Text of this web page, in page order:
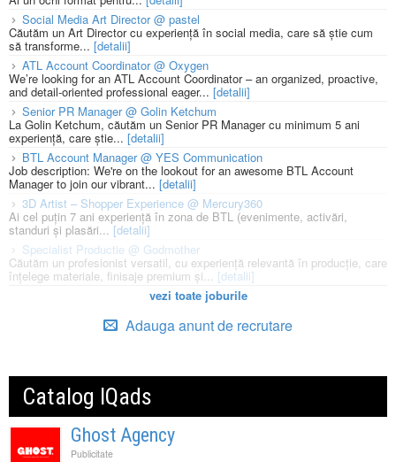
Social Media Art Director @ pastel
Căutăm un Art Director cu experiență în social media, care să știe cum
să transforme... [detalii]
ATL Account Coordinator @ Oxygen
We’re looking for an ATL Account Coordinator – an organized, proactive,
and detail-oriented professional eager... [detalii]
Senior PR Manager @ Golin Ketchum
La Golin Ketchum, căutăm un Senior PR Manager cu minimum 5 ani
experiență, care știe... [detalii]
BTL Account Manager @ YES Communication
Job description: We're on the lookout for an awesome BTL Account
Manager to join our vibrant... [detalii]
3D Artist – Shopper Experience @ Mercury360
Ai cel puțin 7 ani experiență în zona de BTL (evenimente, activări,
standuri și plasări...[detalii]
Specialist Productie @ Godmother
Căutăm un profesionist versatil, cu experiență relevantă în producție, care
înțelege materiale, finisaje premium și... [detalii]
vezi toate joburile
Adauga anunt de recrutare
Catalog IQads
Ghost Agency
Publicitate